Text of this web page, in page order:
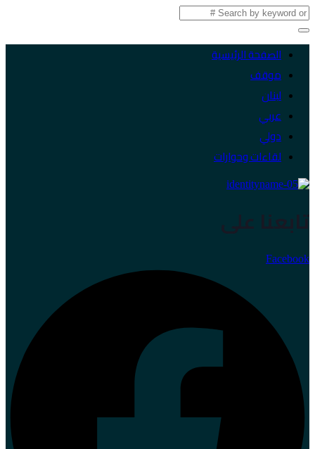
الصفحة الرئيسية
موقف
لبنان
عربي
دولي
لقاءات وحوارات
تابعنا على
Facebook